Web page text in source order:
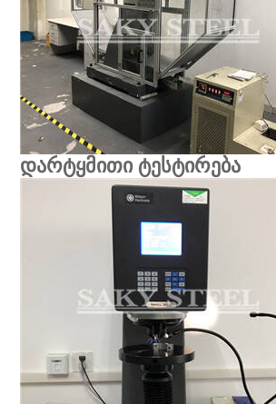
დარტყმითი ტესტირება